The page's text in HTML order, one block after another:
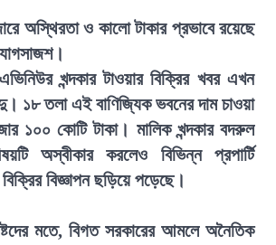
অস্থিরতা ও কালো টাকার প্রভাবে রয়েছে
খন্দকার টাওয়ার বিক্রির খবর এখন
১৮ তলা এই বাণিজ্যিক ভবনের দাম চাওয়া
১০০ কোটি টাকা। মালিক খন্দকার বদরুল
অস্বীকার করলেও বিভিন্ন প্রপার্টি
বিজ্ঞাপন ছড়িয়ে পড়েছে।
মতে, বিগত সরকারের আমলে অনৈতিক